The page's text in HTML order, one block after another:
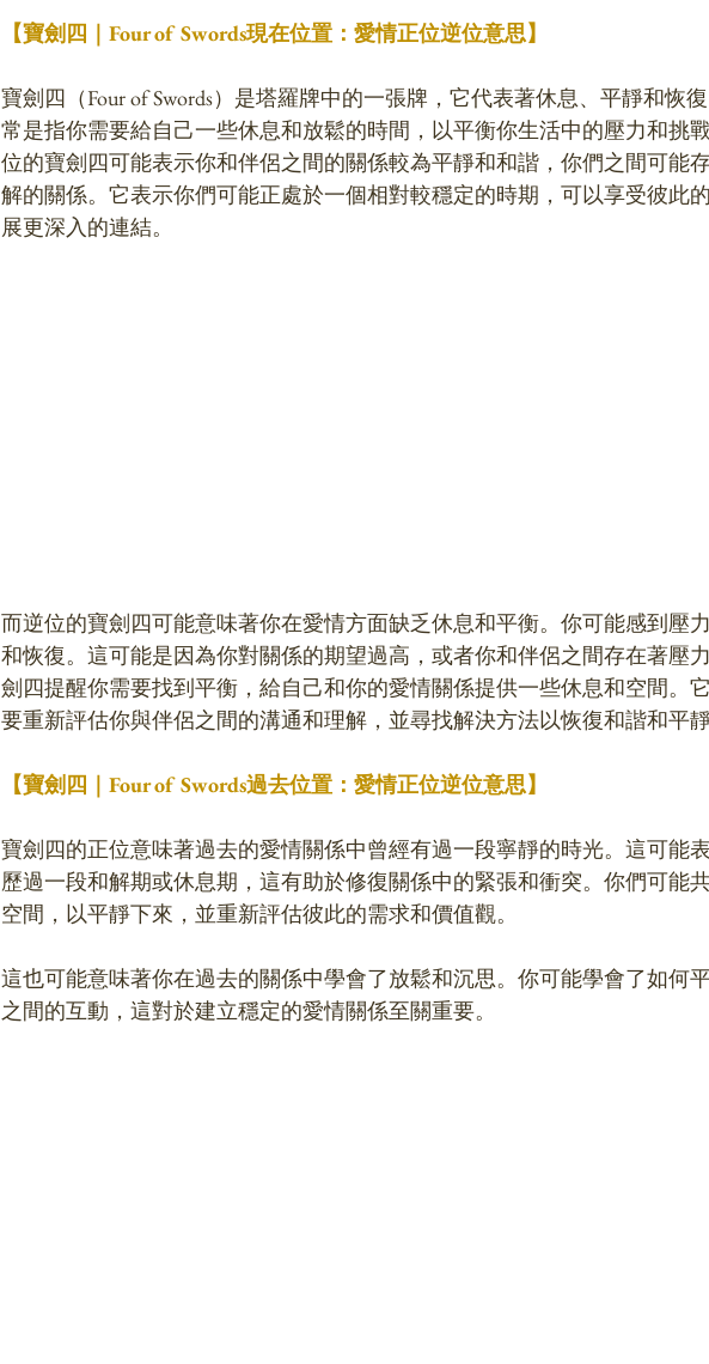
【寶劍四｜Four of Swords現在位置：愛情正位逆位意思】
寶劍四（Four of Swords）是塔羅牌中的一張牌，它代表著休息、平靜和恢
常是指你需要給自己一些休息和放鬆的時間，以平衡你生活中的壓力和挑
位的寶劍四可能表示你和伴侶之間的關係較為平靜和和諧，你們之間可能
解的關係。它表示你們可能正處於一個相對較穩定的時期，可以享受彼此
展更深入的連結。
而逆位的寶劍四可能意味著你在愛情方面缺乏休息和平衡。你可能感到壓
和恢復。這可能是因為你對關係的期望過高，或者你和伴侶之間存在著壓
劍四提醒你需要找到平衡，給自己和你的愛情關係提供一些休息和空間。
要重新評估你與伴侶之間的溝通和理解，並尋找解決方法以恢復和諧和平靜
【寶劍四｜Four of Swords過去位置：愛情正位逆位意思】
寶劍四的正位意味著過去的愛情關係中曾經有過一段寧靜的時光。這可能
歷過一段和解期或休息期，這有助於修復關係中的緊張和衝突。你們可能
空間，以平靜下來，並重新評估彼此的需求和價值觀。
這也可能意味著你在過去的關係中學會了放鬆和沉思。你可能學會了如何
之間的互動，這對於建立穩定的愛情關係至關重要。